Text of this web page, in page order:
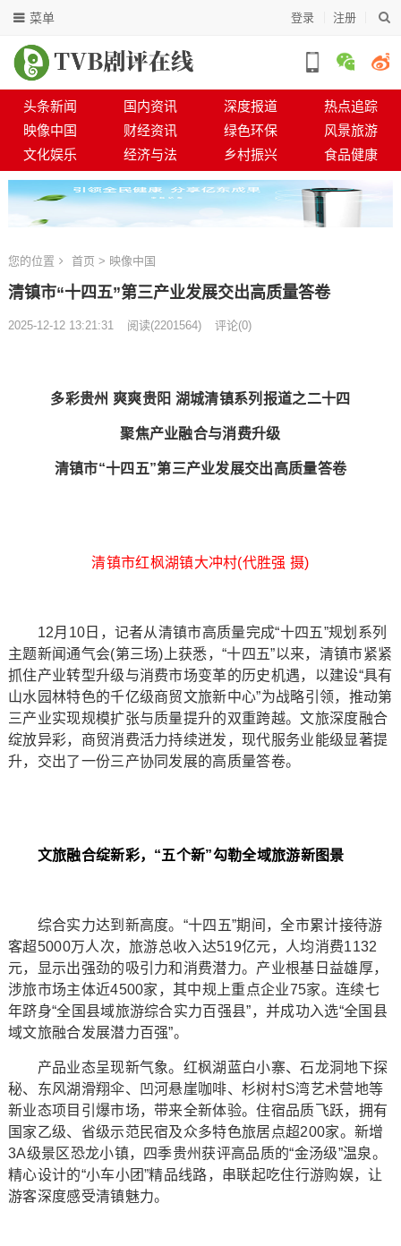
登录 注册
菜单
头条新闻 国内资讯 深度报道
热点追踪
映像中国
财经资讯 绿色环保
风景旅游
文化娱乐
经济与法 乡村振兴 食品健康
您的位置 首页 > 映像中国
清镇市“十四五”第三产业发展交出高质量答卷
2025-12-12 13:21:31 阅读(2201564) 评论(0)
多彩贵州 爽爽贵阳 湖城清镇系列报道之二十四
聚焦产业融合与消费升级
清镇市“十四五”第三产业发展交出高质量答卷
清镇市红枫湖镇大冲村(代胜强 摄)
12月10日，记者从清镇市高质量完成“十四五”规划系列
主题新闻通气会(第三场)上获悉，“十四五”以来，清镇市紧紧
抓住产业转型升级与消费市场变革的历史机遇，以建设“具有
山水园林特色的千亿级商贸文旅新中心”为战略引领，推动第
三产业实现规模扩张与质量提升的双重跨越。文旅深度融合
绽放异彩，商贸消费活力持续迸发，现代服务业能级显著提
升，交出了一份三产协同发展的高质量答卷。
文旅融合绽新彩，“五个新”勾勒全域旅游新图景
综合实力达到新高度。“十四五”期间，全市累计接待游
客超5000万人次，旅游总收入达519亿元，人均消费1132
元，显示出强劲的吸引力和消费潜力。产业根基日益雄厚，
涉旅市场主体近4500家，其中规上重点企业75家。连续七
年跻身“全国县域旅游综合实力百强县”，并成功入选“全国县
域文旅融合发展潜力百强”。
产品业态呈现新气象。红枫湖蓝白小寨、石龙洞地下探
秘、东风湖滑翔伞、凹河悬崖咖啡、杉树村S湾艺术营地等
新业态项目引爆市场，带来全新体验。住宿品质飞跃，拥有
国家乙级、省级示范民宿及众多特色旅居点超200家。新增
3A级景区恐龙小镇，四季贵州获评高品质的“金汤级”温泉。
精心设计的“小车小团”精品线路，串联起吃住行游购娱，让
游客深度感受清镇魅力。